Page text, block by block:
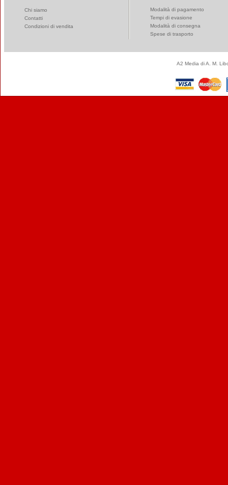
Chi siamo
Contatti
Condizioni di vendita
Modalità di pagamento
Tempi di evasione
Modalità di consegna
Spese di trasporto
A2 Media di A. M.